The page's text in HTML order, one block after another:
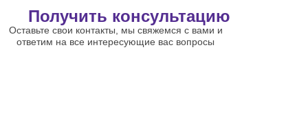
Получить консультацию
Оставьте свои контакты, мы свяжемся с вами и
ответим на все интересующие вас вопросы